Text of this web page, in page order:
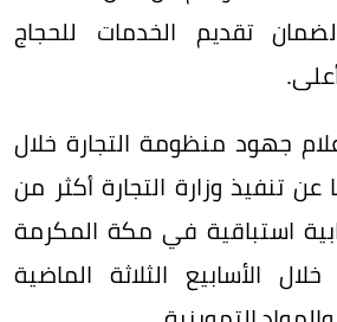
تقديم الخدمات للحجاج
جهود منظومة التجارة خلال
تنفيذ وزارة التجارة أكثر من
استباقية في مكة المكرمة
الأسابيع الثلاثة الماضية